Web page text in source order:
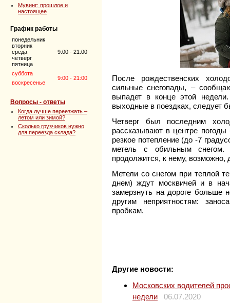
Мувинг: прошлое и
настоящее
График работы
понедельник
вторник
среда
четверг
пятница
9:00 - 21:00
суббота
9:00 - 21:00
воскресенье
Вопросы - ответы
Когда лучше переезжать –
летом или зимой?
Сколько грузчиков нужно
для переезда склада?
После рождественских
сильные снегопады, –
выпадет в конце этой
выходные в поездках, следует
Четверг был последним
рассказывают в центре
резкое потепление (до -7
метель с обильным снегом.
продолжится, к нему, возможно,
Метели со снегом при теплой
днем) ждут москвичей и в
замерзнуть на дороге больше
другим неприятностям:
пробкам.
Другие новости:
Московских водителей
недели
06.07.2020